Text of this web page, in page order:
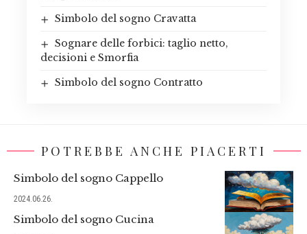
Simbolo del sogno Cravatta
Sognare delle forbici: taglio netto,
decisioni e Smorfia
Simbolo del sogno Contratto
POTREBBE ANCHE PIACERTI
Simbolo del sogno Cappello
2024.06.26.
Simbolo del sogno Cucina